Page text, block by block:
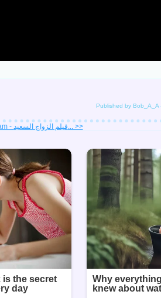
Published by Bob_A_A
Adel Imam - فيلم الزواج السعيد... >>